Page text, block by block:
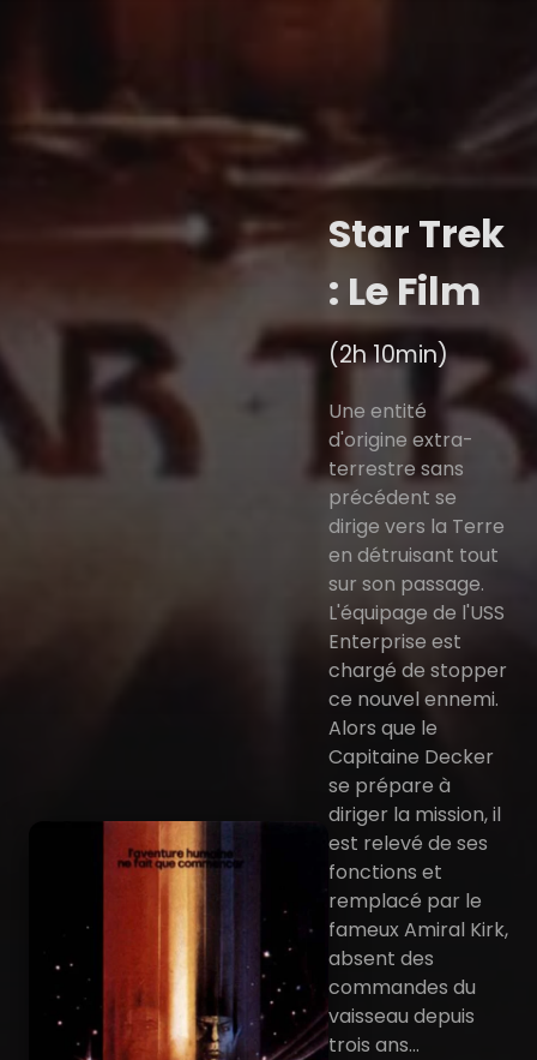
Star Trek
: Le Film
(2h 10min)
Une entité
d'origine extra-
terrestre sans
précédent se
dirige vers la Terre
en détruisant tout
sur son passage.
L'équipage de l'USS
Enterprise est
chargé de stopper
ce nouvel ennemi.
Alors que le
Capitaine Decker
se prépare à
diriger la mission, il
est relevé de ses
fonctions et
remplacé par le
fameux Amiral Kirk,
absent des
commandes du
vaisseau depuis
trois ans...